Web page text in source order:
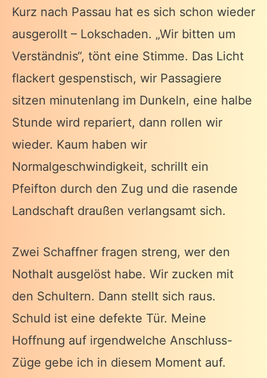
Kurz nach Passau hat es sich schon wieder
ausgerollt – Lokschaden. „Wir bitten um
Verständnis“, tönt eine Stimme. Das Licht
flackert gespenstisch, wir Passagiere
sitzen minutenlang im Dunkeln, eine halbe
Stunde wird repariert, dann rollen wir
wieder. Kaum haben wir
Normalgeschwindigkeit, schrillt ein
Pfeifton durch den Zug und die rasende
Landschaft draußen verlangsamt sich.
Zwei Schaffner fragen streng, wer den
Nothalt ausgelöst habe. Wir zucken mit
den Schultern. Dann stellt sich raus.
Schuld ist eine defekte Tür. Meine
Hoffnung auf irgendwelche Anschluss-
Züge gebe ich in diesem Moment auf.